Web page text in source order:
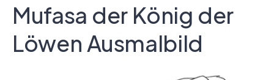
Mufasa der König der
Löwen Ausmalbild